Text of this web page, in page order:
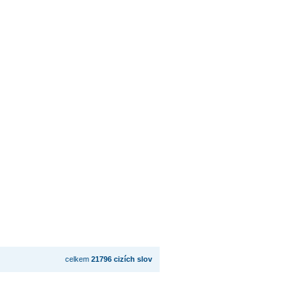
celkem 21796 cizích slov